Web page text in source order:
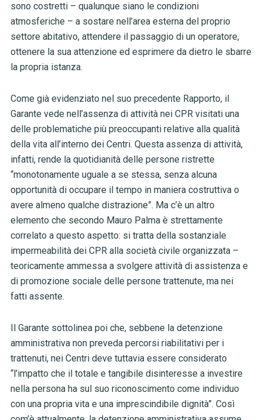
sono costretti – qualunque siano le condizioni
atmosferiche – a sostare nell’area esterna del proprio
settore abitativo, attendere il passaggio di un operatore,
ottenere la sua attenzione ed esprimere da dietro le sbarre
la propria istanza.
Come già evidenziato nel suo precedente Rapporto, il
Garante vede nell’assenza di attività nei CPR visitati una
delle problematiche più preoccupanti relative alla qualità
della vita all’interno dei Centri. Questa assenza di attività,
infatti, rende la quotidianità delle persone ristrette
“monotonamente uguale a se stessa, senza alcuna
opportunità di occupare il tempo in maniera costruttiva o
avere almeno qualche distrazione”. Ma c’è un altro
elemento che secondo Mauro Palma è strettamente
correlato a questo aspetto: si tratta della sostanziale
impermeabilità dei CPR alla società civile organizzata –
teoricamente ammessa a svolgere attività di assistenza e
di promozione sociale delle persone trattenute, ma nei
fatti assente.
Il Garante sottolinea poi che, sebbene la detenzione
amministrativa non preveda percorsi riabilitativi per i
trattenuti, nei Centri deve tuttavia essere considerato
“l’impatto che il totale e tangibile disinteresse a investire
nella persona ha sul suo riconoscimento come individuo
con una propria vita e una imprescindibile dignità”. Così